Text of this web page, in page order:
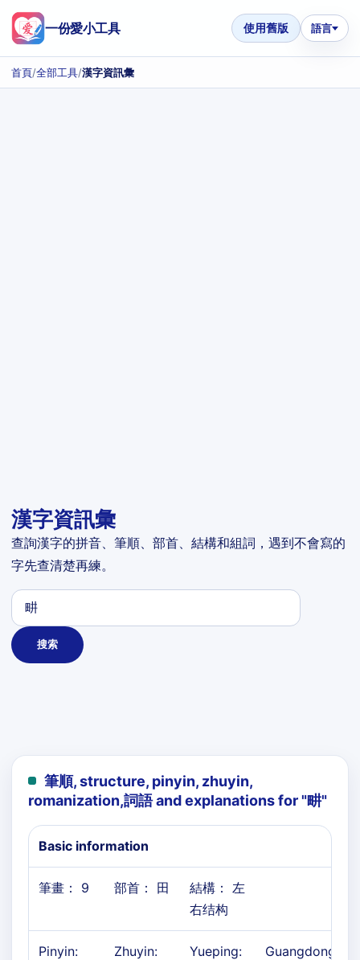
一份愛小工具 使用舊版 語言
首頁/全部工具/漢字資訊彙
漢字資訊彙
查詢漢字的拼音、筆順、部首、結構和組詞，遇到不會寫的
字先查清楚再練。
搜索
筆順, structure, pinyin, zhuyin,
romanization,詞語 and explanations for "畊"
Basic information
筆畫： 9 部首： 田
結構： 左
右结构
Pinyin:
Zhuyin:
Yueping:
Guangdong: